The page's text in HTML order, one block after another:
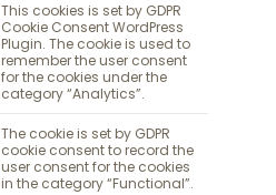
This cookies is set by GDPR
Cookie Consent WordPress
Plugin. The cookie is used to
remember the user consent
for the cookies under the
category “Analytics”.
The cookie is set by GDPR
cookie consent to record the
user consent for the cookies
in the category “Functional”.